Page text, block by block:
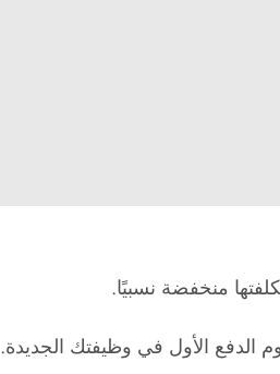
منخفضة نسبيًا.
الأول في وظيفتك الجديدة.